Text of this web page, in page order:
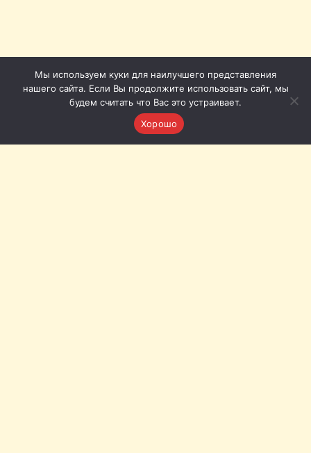
Мы используем куки для наилучшего представления
нашего сайта. Если Вы продолжите использовать сайт, мы
будем считать что Вас это устраивает.
Хорошо